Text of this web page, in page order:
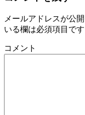
メールアドレスが公
いる欄は必須項目です
コメント